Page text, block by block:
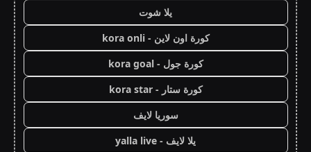
يلا شوت
كورة اون لاين - kora onli
كورة جول - kora goal
كورة ستار - kora star
سوريا لايف
يلا لايف - yalla live